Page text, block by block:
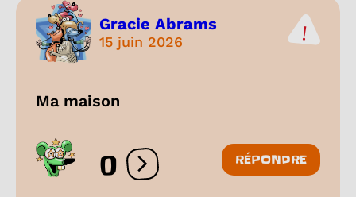
Gracie Abrams
15 juin 2026
Ma maison
0 Ouvrir les réactions
RÉPONDRE